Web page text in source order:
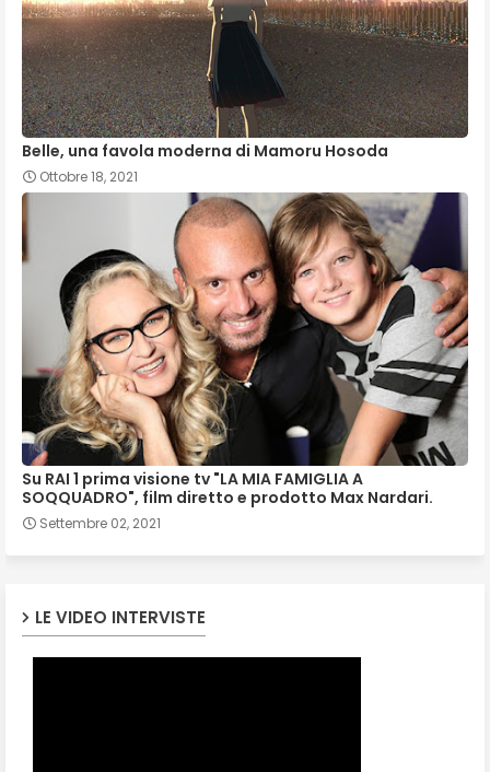
Belle, una favola moderna di Mamoru Hosoda
Ottobre 18, 2021
Su RAI 1 prima visione tv "LA MIA FAMIGLIA A
SOQQUADRO", film diretto e prodotto Max Nardari.
Settembre 02, 2021
LE VIDEO INTERVISTE